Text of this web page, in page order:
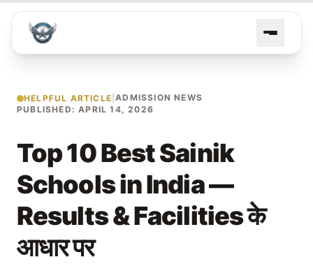
HELPFUL ARTICLE |ADMISSION NEWS
PUBLISHED: APRIL 14, 2026
Top 10 Best Sainik
Schools in India —
Results & Facilities के
आधार पर